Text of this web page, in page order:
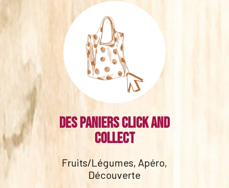
Des paniers click and
collect
Fruits/Légumes, Apéro,
Découverte